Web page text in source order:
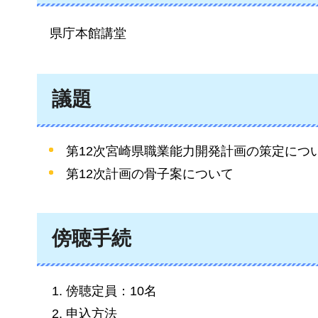
県庁本館講堂
議題
第12次宮崎県職業能力開発計画の策定につ
第12次計画の骨子案について
傍聴手続
傍聴定員：10名
申込方法